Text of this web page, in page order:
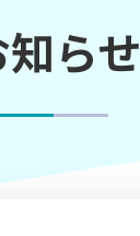
らせ